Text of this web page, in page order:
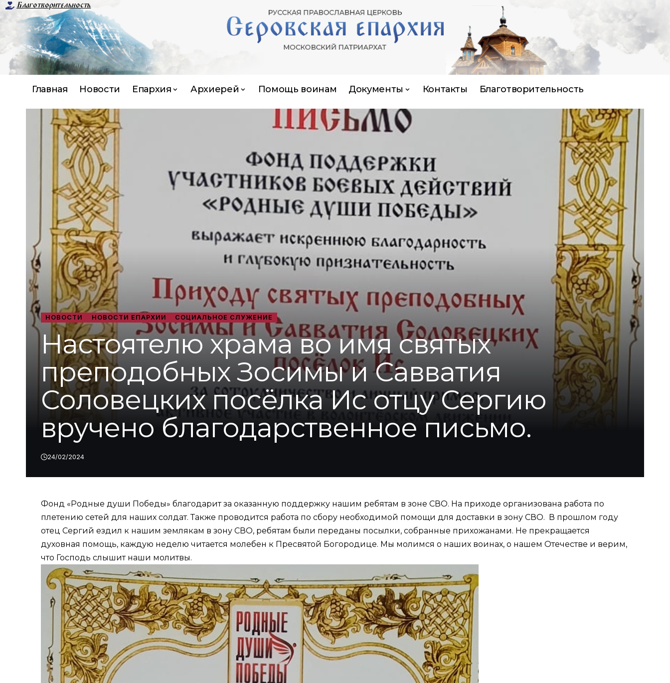
Благотворительность
Главная Новости Епархия Архиерей Помощь воинам Документы Контакты Благотворительность
НОВОСТИ НОВОСТИ ЕПАРХИИ СОЦИАЛЬНОЕ СЛУЖЕНИЕ
Настоятелю храма во имя святых
преподобных Зосимы и Савватия
Соловецких посёлка Ис отцу Сергию
вручено благодарственное письмо.
24/02/2024
Фонд «Родные души Победы» благодарит за оказанную поддержку нашим ребятам в зоне СВО. На приходе организована работа по
плетению сетей для наших солдат. Также проводится работа по сбору необходимой помощи для доставки в зону СВО. В прошлом году
отец Сергий ездил к нашим землякам в зону СВО, ребятам были переданы посылки, собранные прихожанами. Не прекращается
духовная помощь, каждую неделю читается молебен к Пресвятой Богородице. Мы молимся о наших воинах, о нашем Отечестве и верим,
что Господь слышит наши молитвы.